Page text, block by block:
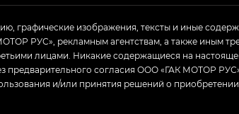
(Empow) в комплектации Джи Эс —
графические изображения, тексты и иные
РУС», рекламным агентствам, а также иным
лицами. Никакие содержащиеся на
предварительного согласия ООО «ГАК МОТОР
и/или принятия решений о